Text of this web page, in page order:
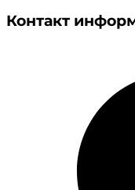
Контакт